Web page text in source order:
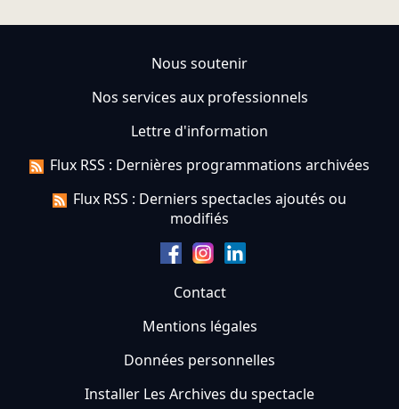
Nous soutenir
Nos services aux professionnels
Lettre d'information
Flux RSS : Dernières programmations archivées
Flux RSS : Derniers spectacles ajoutés ou
modifiés
Contact
Mentions légales
Données personnelles
Installer Les Archives du spectacle